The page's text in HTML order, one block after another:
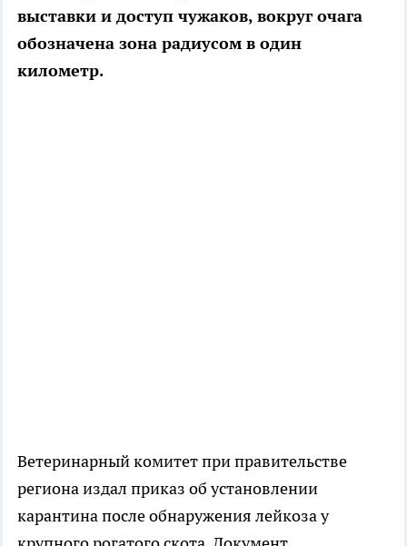
выставки и доступ чужаков, вокруг очага
обозначена зона радиусом в один
километр.
Ветеринарный комитет при правительстве
региона издал приказ об установлении
карантина после обнаружения лейкоза у